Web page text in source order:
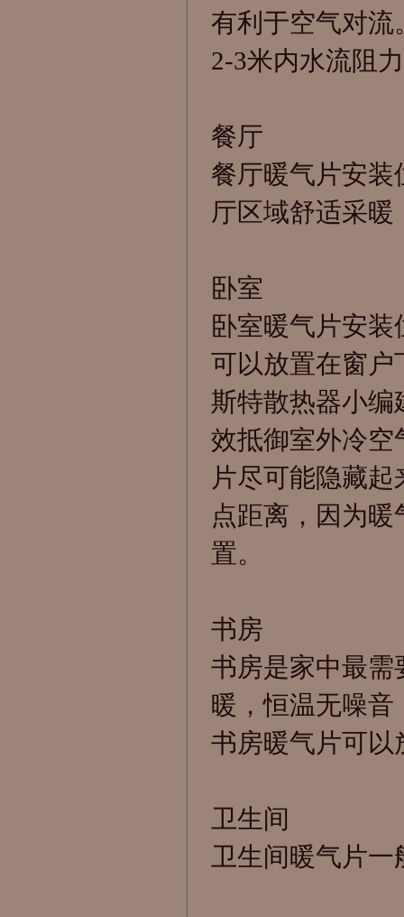
有利于空气对
2-3米内水流阻
餐厅
餐厅暖气片安
厅区域舒适采
卧室
卧室暖气片安
可以放置在窗户
斯特散热器小编
效抵御室外冷空
片尽可能隐藏
点距离，因为
置。
书房
书房是家中最需
暖，恒温无噪
书房暖气片可以
卫生间
卫生间暖气片一